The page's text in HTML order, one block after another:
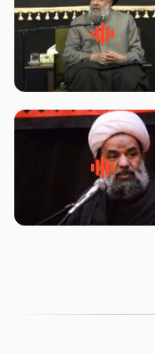
حضرت رقیه سلام الله علیها به
– حجت الاسلام علوی
جوانی که امام حسین علیه
خودش جوابش را دادند